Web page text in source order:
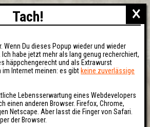
×
Tach!
Wenn Du dieses Popup wieder und wieder
habe jetzt mehr als lang genug recherchiert,
häppchengerecht und als Extrawurst
im Internet meinen: es gibt keine zuverlässige
Lebensserwartung eines Webdevelopers
einen anderen Browser. Firefox, Chrome,
Netscape. Aber lasst die Finger von Safari.
der Browser.